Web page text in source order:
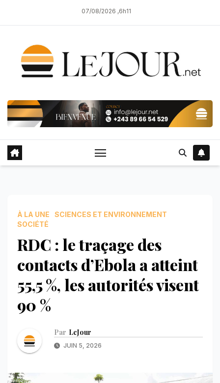
07/08/2026 ,6h11
À LA UNE
SCIENCES ET ENVIRONNEMENT
SOCIÉTÉ
RDC : le traçage des
contacts d’Ebola a atteint
55,5 %, les autorités visent
90 %
Par LeJour
JUIN 5, 2026